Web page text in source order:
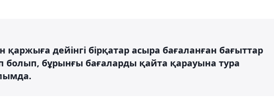
дейінгі бірқатар асыра бағаланған бағыттар
болып, бұрынғы бағаларды қайта қарауына тура